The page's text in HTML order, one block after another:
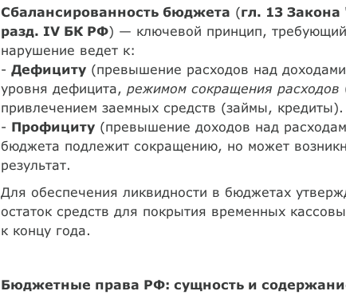
Сбалансированность бюджета (гл. 13
разд. IV БК РФ) — ключевой принцип, требующий
нарушение ведет к:
- Дефициту(превышение расходов над
уровня дефицита, режимом сокращения расходов
привлечением заемных средств (займы, кредиты).
- Профициту(превышение доходов над
бюджета подлежит сокращению, но может
результат.
Для обеспечения ликвидности в бюджетах
остаток средств для покрытия временных
к концу года.
Бюджетные права РФ: сущность и